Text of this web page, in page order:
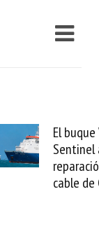
El buque Wave
Sentinel arranca la
reparación del
cable de Cirion